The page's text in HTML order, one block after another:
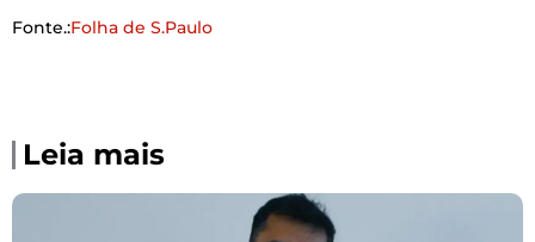
Fonte.:Folha de S.Paulo
Leia mais